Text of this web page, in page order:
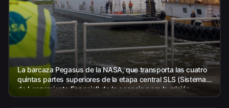
La barcaza Pegasus de la NASA, que transporta las cuatro
quintas partes superiores de la etapa central SLS (Sistema
de Lanzamiento Espacial) de la agencia para la misión
Artemis III, llega a la NASA...